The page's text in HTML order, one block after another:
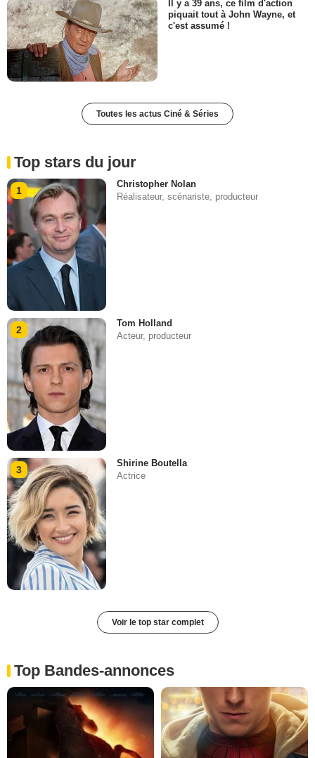
Il y a 39 ans, ce film d'action
piquait tout à John Wayne, et
c'est assumé !
Toutes les actus Ciné & Séries
Top stars du jour
1
Christopher Nolan
Réalisateur, scénariste, producteur
2
Tom Holland
Acteur, producteur
3
Shirine Boutella
Actrice
Voir le top star complet
Top Bandes-annonces